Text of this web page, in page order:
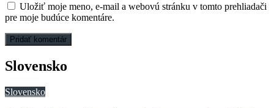
Uložiť moje meno, e-mail a webovú stránku v tomto prehliadači
pre moje budúce komentáre.
Slovensko
Slovensko